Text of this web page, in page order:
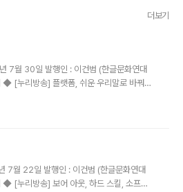
더보기
7월 30일 발행인 : 이건범 (한글문화연대
◆ [누리방송] 플랫폼, 쉬운 우리말로 바꿔보
다. [우리말 아리아리 여섯째 타래 40회]
밌게(김명진) ▷ 제작: 한글문화연대 국어
: 새말이 나왔어요 화: 내가 만든 새말 수~
'겸연쩍다', '계면쩍다' [202..
7월 22일 발행인 : 이건범 (한글문화연대
◆ [누리방송] 보어 아웃, 하드 스킬, 소프트